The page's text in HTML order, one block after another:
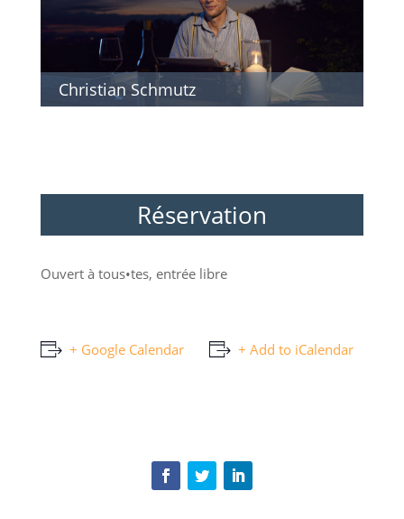
Christian Schmutz
Réservation
Ouvert à tous•tes, entrée libre
+ Google Calendar + Add to iCalendar